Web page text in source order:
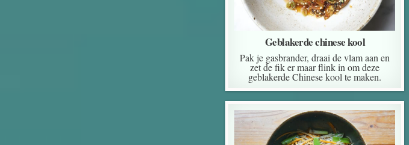
Geblakerde chinese kool
Pak je gasbrander, draai de vlam aan en
zet de fik er maar flink in om deze
geblakerde Chinese kool te maken.